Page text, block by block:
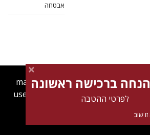
אבטחה
magnespress.co.il uses cookies to
user experience. Using this
Find out more about our
לפרטי ההטבה
שוב